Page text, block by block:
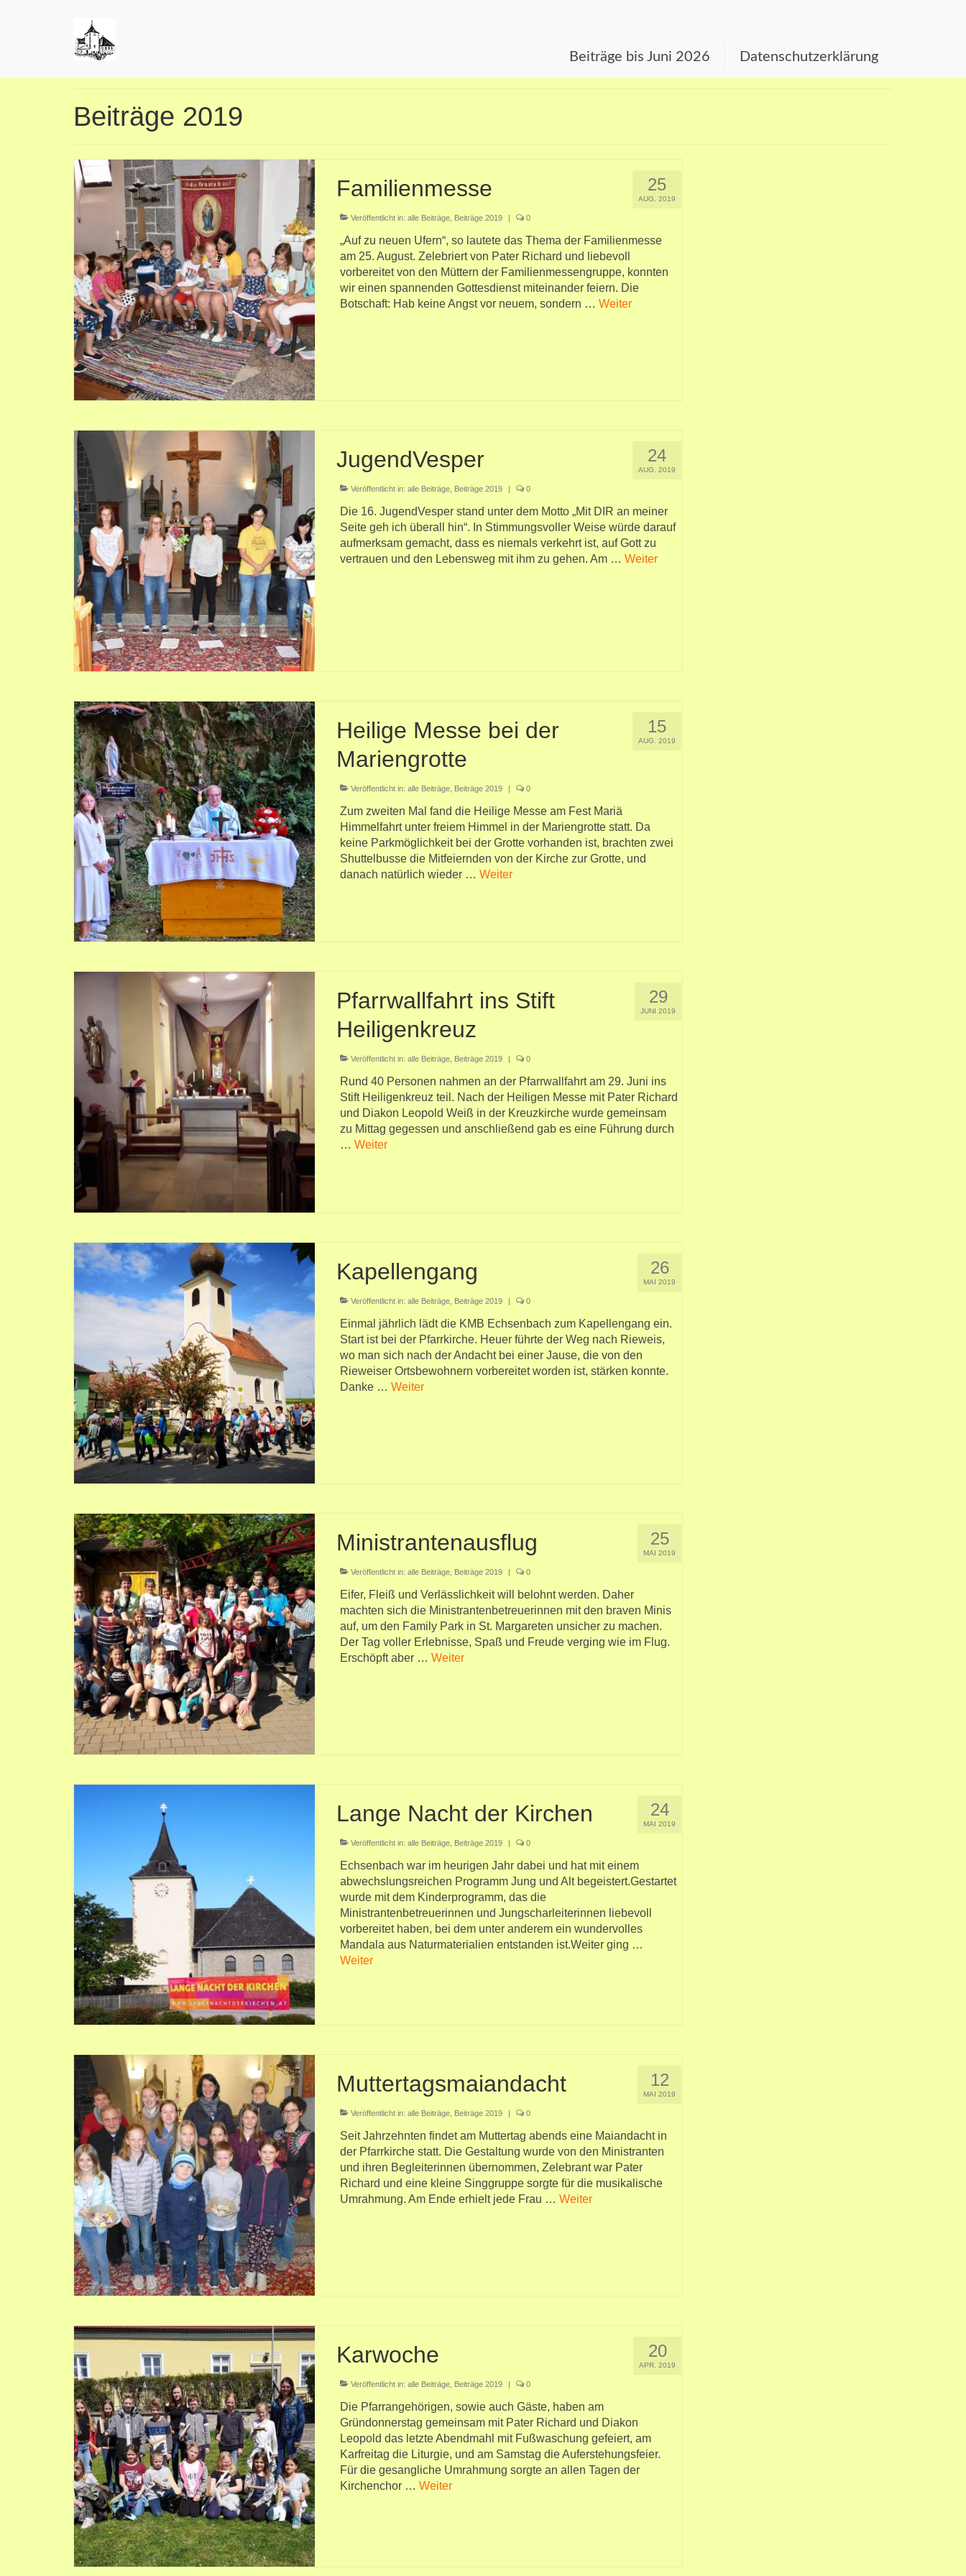
Beiträge bis Juni 2026 Datenschutzerklärung
Beiträge 2019
25
AUG. 2019
Familienmesse
Veröffentlicht in: alle Beiträge, Beiträge 2019 | 0
„Auf zu neuen Ufern“, so lautete das Thema der Familienmesse
am 25. August. Zelebriert von Pater Richard und liebevoll
vorbereitet von den Müttern der Familienmessengruppe, konnten
wir einen spannenden Gottesdienst miteinander feiern. Die
Botschaft: Hab keine Angst vor neuem, sondern … Weiter
24
AUG. 2019
JugendVesper
Veröffentlicht in: alle Beiträge, Beiträge 2019 | 0
Die 16. JugendVesper stand unter dem Motto „Mit DIR an meiner
Seite geh ich überall hin“. In Stimmungsvoller Weise würde darauf
aufmerksam gemacht, dass es niemals verkehrt ist, auf Gott zu
vertrauen und den Lebensweg mit ihm zu gehen. Am … Weiter
15
AUG. 2019
Heilige Messe bei der
Mariengrotte
Veröffentlicht in: alle Beiträge, Beiträge 2019 | 0
Zum zweiten Mal fand die Heilige Messe am Fest Mariä
Himmelfahrt unter freiem Himmel in der Mariengrotte statt. Da
keine Parkmöglichkeit bei der Grotte vorhanden ist, brachten zwei
Shuttelbusse die Mitfeiernden von der Kirche zur Grotte, und
danach natürlich wieder … Weiter
29
JUNI 2019
Pfarrwallfahrt ins Stift
Heiligenkreuz
Veröffentlicht in: alle Beiträge, Beiträge 2019 0
Rund 40 Personen nahmen an der Pfarrwallfahrt am 29. Juni ins
Stift Heiligenkreuz teil. Nach der Heiligen Messe mit Pater Richard
und Diakon Leopold Weiß in der Kreuzkirche wurde gemeinsam
zu Mittag gegessen und anschließend gab es eine Führung durch
… Weiter
26
MAI 2019
Kapellengang
Veröffentlicht in: alle Beiträge, Beiträge 2019 | 0
Einmal jährlich lädt die KMB Echsenbach zum Kapellengang ein.
Start ist bei der Pfarrkirche. Heuer führte der Weg nach Rieweis,
wo man sich nach der Andacht bei einer Jause, die von den
Rieweiser Ortsbewohnern vorbereitet worden ist, stärken konnte.
Danke … Weiter
25
MAI 2019
Ministrantenausflug
Veröffentlicht in: alle Beiträge, Beiträge 2019 | 0
Eifer, Fleiß und Verlässlichkeit will belohnt werden. Daher
machten sich die Ministrantenbetreuerinnen mit den braven Minis
auf, um den Family Park in St. Margareten unsicher zu machen.
Der Tag voller Erlebnisse, Spaß und Freude verging wie im Flug.
Erschöpft aber … Weiter
24
MAI 2019
Lange Nacht der Kirchen
Veröffentlicht in: alle Beiträge, Beiträge 2019 | 0
Echsenbach war im heurigen Jahr dabei und hat mit einem
abwechslungsreichen Programm Jung und Alt begeistert.Gestartet
wurde mit dem Kinderprogramm, das die
Ministrantenbetreuerinnen und Jungscharleiterinnen liebevoll
vorbereitet haben, bei dem unter anderem ein wundervolles
Mandala aus Naturmaterialien entstanden ist.Weiter ging …
Weiter
12
MAI 2019
Muttertagsmaiandacht
Veröffentlicht in: alle Beiträge, Beiträge 2019 0
Seit Jahrzehnten findet am Muttertag abends eine Maiandacht in
der Pfarrkirche statt. Die Gestaltung wurde von den Ministranten
und ihren Begleiterinnen übernommen, Zelebrant war Pater
Richard und eine kleine Singgruppe sorgte für die musikalische
Umrahmung. Am Ende erhielt jede Frau … Weiter
20
APR. 2019
Karwoche
Veröffentlicht in: alle Beiträge, Beiträge 2019 0
Die Pfarrangehörigen, sowie auch Gäste, haben am
Gründonnerstag gemeinsam mit Pater Richard und Diakon
Leopold das letzte Abendmahl mit Fußwaschung gefeiert, am
Karfreitag die Liturgie, und am Samstag die Auferstehungsfeier.
Für die gesangliche Umrahmung sorgte an allen Tagen der
Kirchenchor … Weiter